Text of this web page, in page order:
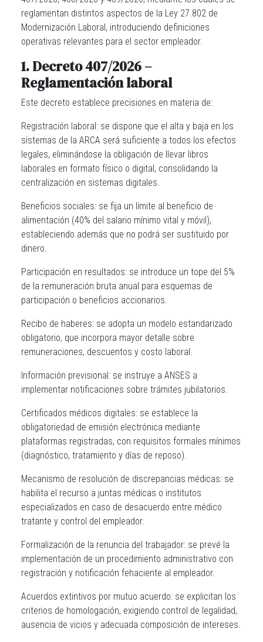
reglamentan distintos aspectos de la Ley 27.802 de
Modernización Laboral, introduciendo definiciones
operativas relevantes para el sector empleador.
1. Decreto 407/2026 –
Reglamentación laboral
Este decreto establece precisiones en materia de:
Registración laboral: se dispone que el alta y baja en los
sistemas de la ARCA será suficiente a todos los efectos
legales, eliminándose la obligación de llevar libros
laborales en formato físico o digital, consolidando la
centralización en sistemas digitales.
Beneficios sociales: se fija un límite al beneficio de
alimentación (40% del salario mínimo vital y móvil),
estableciendo además que no podrá ser sustituido por
dinero.
Participación en resultados: se introduce un tope del 5%
de la remuneración bruta anual para esquemas de
participación o beneficios accionarios.
Recibo de haberes: se adopta un modelo estandarizado
obligatorio, que incorpora mayor detalle sobre
remuneraciones, descuentos y costo laboral.
Información previsional: se instruye a ANSES a
implementar notificaciones sobre trámites jubilatorios.
Certificados médicos digitales: se establece la
obligatoriedad de emisión electrónica mediante
plataformas registradas, con requisitos formales mínimos
(diagnóstico, tratamiento y días de reposo).
Mecanismo de resolución de discrepancias médicas: se
habilita el recurso a juntas médicas o institutos
especializados en caso de desacuerdo entre médico
tratante y control del empleador.
Formalización de la renuncia del trabajador: se prevé la
implementación de un procedimiento administrativo con
registración y notificación fehaciente al empleador.
Acuerdos extintivos por mutuo acuerdo: se explicitan los
criterios de homologación, exigiendo control de legalidad,
ausencia de vicios y adecuada composición de intereses.